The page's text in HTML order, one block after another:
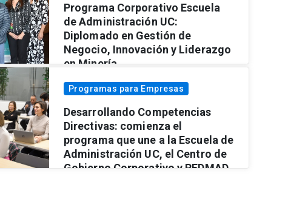
Programa Corporativo Escuela
de Administración UC:
Diplomado en Gestión de
Negocio, Innovación y Liderazgo
en Minería.
Programas para Empresas
Desarrollando Competencias
Directivas: comienza el
programa que une a la Escuela de
Administración UC, el Centro de
Gobierno Corporativo y REDMAD